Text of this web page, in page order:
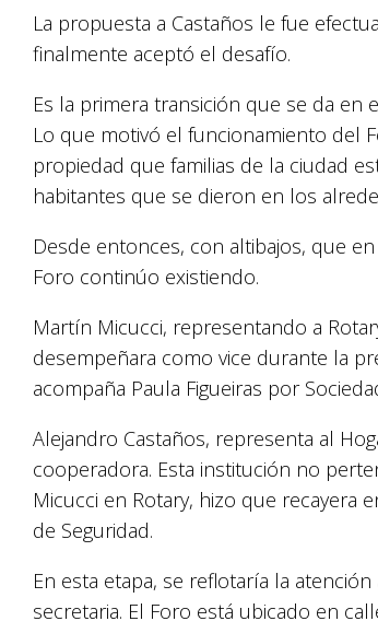
La propuesta a Castaños le fue
finalmente aceptó el desafío.
Es la primera transición que se da
Lo que motivó el funcionamiento del
propiedad que familias de la ciudad
habitantes que se dieron en los
Desde entonces, con altibajos, que
Foro continúo existiendo.
Martín Micucci, representando a
desempeñara como vice durante la
acompaña Paula Figueiras por
Alejandro Castaños, representa al
cooperadora. Esta institución no
Micucci en Rotary, hizo que
de Seguridad.
En esta etapa, se reflotaría la
secretaria. El Foro está ubicado en